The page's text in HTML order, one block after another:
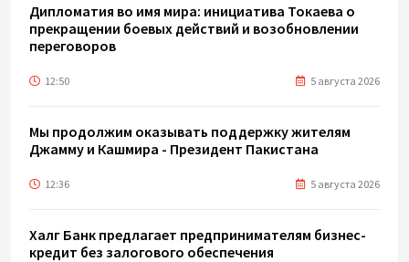
Дипломатия во имя мира: инициатива Токаева о
прекращении боевых действий и возобновлении
переговоров
12:50 5 августа 2026
Мы продолжим оказывать поддержку жителям
Джамму и Кашмира - Президент Пакистана
12:36 5 августа 2026
Халг Банк предлагает предпринимателям бизнес-
кредит без залогового обеспечения